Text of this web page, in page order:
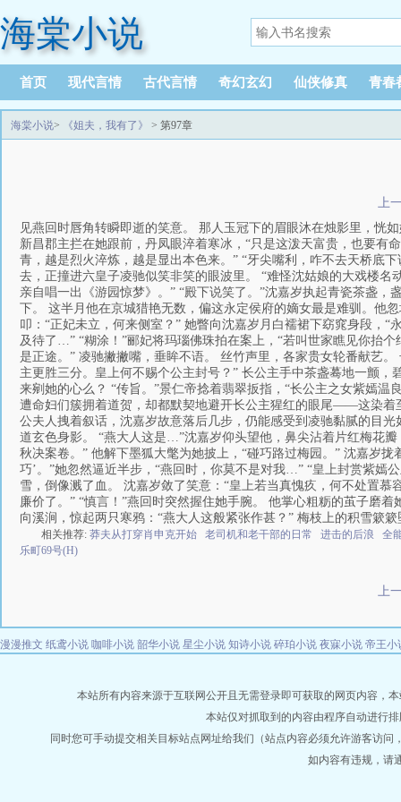
海棠小说
首页 现代言情 古代言情 奇幻玄幻 仙侠修真 青春
海棠小说> 《姐夫，我有了》 > 第97章
上
见燕回时唇角转瞬即逝的笑意。 那人玉冠下的眉眼沐在烛影里，
新昌郡主拦在她跟前，丹凤眼淬着寒冰，“只是这泼天富贵，也要有
青，越是烈火淬炼，越是显出本色来。” “牙尖嘴利，咋不去天桥底
去，正撞进六皇子凌驰似笑非笑的眼波里。 “难怪沈姑娘的大戏楼
亲自唱一出《游园惊梦》。” “殿下说笑了。”沈嘉岁执起青瓷茶盏
下。 这半月他在京城猎艳无数，偏这永定侯府的嫡女最是难驯。他
叩：“正妃未立，何来侧室？” 她瞥向沈嘉岁月白襦裙下窈窕身段，
及待了…” “糊涂！”郦妃将玛瑙佛珠拍在案上，“若叫世家瞧见你抬
是正途。” 凌驰撇撇嘴，垂眸不语。 丝竹声里，各家贵女轮番献艺
主更胜三分。皇上何不赐个公主封号？” 长公主手中茶盏蓦地一颤
来剜她的心么？ “传旨。”景仁帝捻着翡翠扳指，“长公主之女紫嫣
遭命妇们簇拥着道贺，却都默契地避开长公主猩红的眼尾——这染着
公夫人拽着叙话，沈嘉岁故意落后几步，仍能感受到凌驰黏腻的目
道玄色身影。 “燕大人这是…”沈嘉岁仰头望他，鼻尖沾着片红梅花
秋决案卷。” 他解下墨狐大氅为她披上，“碰巧路过梅园。” 沈嘉岁
巧’。”她忽然逼近半步，“燕回时，你莫不是对我…” “皇上封赏紫嫣
雪，倒像溅了血。 沈嘉岁敛了笑意：“皇上若当真愧疚，何不处置
廉价了。” “慎言！”燕回时突然握住她手腕。 他掌心粗粝的茧子磨
向溪涧，惊起两只寒鸦：“燕大人这般紧张作甚？” 梅枝上的积雪簌
相关推荐: 莽夫从打穿肖申克开始 老司机和老干部的日常 进击的后浪
全
乐町69号(H)
上
漫漫推文 纸鸢小说 咖啡小说 韶华小说 星尘小说 知诗小说 碎珀小说 夜寐小说 帝王小
本站所有内容来源于互联网公开且无需登录即可获取的网页内容，
本站仅对抓取到的内容由程序自动进行
同时您可手动提交相关目标站点网址给我们（站点内容必须允许游客访
如内容有违规，请